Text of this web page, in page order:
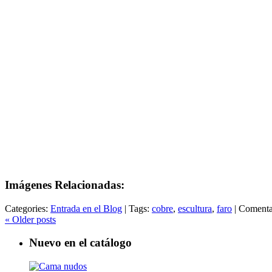
Imágenes Relacionadas:
Categories: Entrada en el Blog | Tags: cobre, escultura, faro |
« Older posts
Nuevo en el catálogo